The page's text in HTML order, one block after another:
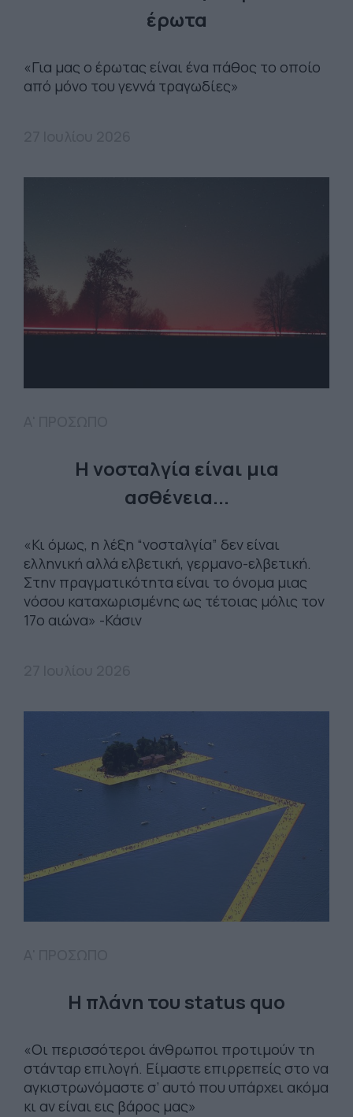
έρωτα
«Για μας ο έρωτας είναι ένα πάθος το οποίο
από μόνο του γεννά τραγωδίες»
Η νοσταλγία είναι μια
ασθένεια...
«Κι όμως, η λέξη “νοσταλγία” δεν είναι
ελληνική αλλά ελβετική, γερμανο-ελβετική.
Στην πραγματικότητα είναι το όνομα μιας
νόσου καταχωρισμένης ως τέτοιας μόλις τον
17ο αιώνα» -Κάσιν
Η πλάνη του status quo
«Οι περισσότεροι άνθρωποι προτιμούν τη
στάνταρ επιλογή. Είμαστε επιρρεπείς στο να
αγκιστρωνόμαστε σ’ αυτό που υπάρχει ακόμα
κι αν είναι εις βάρος μας»